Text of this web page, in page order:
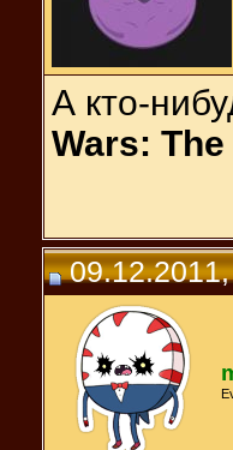
А кто-
Wars: